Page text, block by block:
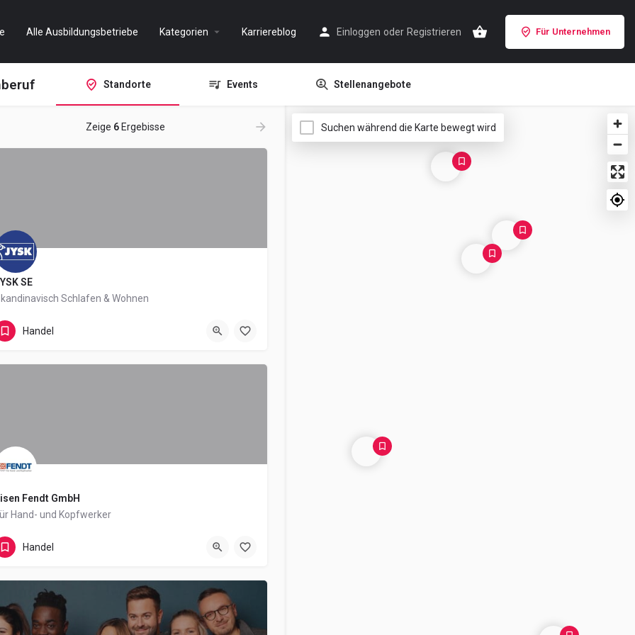
Alle Ausbildungsbetriebe Kategorien Karriereblog Einloggen oder Registrieren Für Unternehmen
Standorte Events Stellenangebote
Zeige 6 Ergebisse
SE
Schlafen & Wohnen
Handewitt
Handel
Fendt GmbH
Hand- und Kopfwerker
Siemensring 1
Handel
Suchen während die Karte bewegt wird